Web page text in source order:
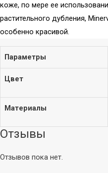
ЦАПы
Bluetooth-ресиверы
ЦАП-усилители
ЦАПы
Звуковые карты
и микшеры
Внешние звуковые
Микшеры
коже, по мере ее
растительного дубления,
особенно красивой.
Параметры
Цвет
Материалы
Отзывы
Отзывов пока нет.